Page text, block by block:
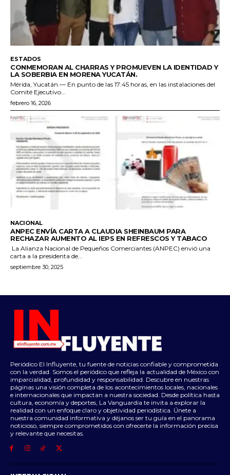
ESTADOS
CONMEMORAN AL CHARRAS Y PROMUEVEN LA IDENTIDAD Y
LA SOBERBIA EN MORENA YUCATÁN.
Mérida, Yucatán.— En punto de las 17:45 horas, en las instalaciones del
Comité Ejecutivo...
febrero 16, 2026
NACIONAL
ANPEC ENVÍA CARTA A CLAUDIA SHEINBAUM PARA
RECHAZAR AUMENTO AL IEPS EN REFRESCOS Y TABACO
La Alianza Nacional de Pequeños Comerciantes (ANPEC) envió una
carta a la presidenta de...
septiembre 30, 2025
Periódico El Influyente, tu fuente de noticias confiable y comprometida
con la verdad. Somos el periódico que refleja la actualidad de México con
imparcialidad, profundidad y responsabilidad. Descubre en nuestras
páginas una visión completa de los acontecimientos locales, nacionales
e internacionales que impactan a nuestra sociedad. Desde política hasta
cultura, economía y deportes, La Vanguardia te invita a explorar la
realidad con un enfoque claro y objetividad periodística. Únete a
nuestra comunidad informativa y déjanos ser tu guía en el panorama
noticioso, siempre comprometidos con ofrecerte la información precisa
y relevante que necesitas.